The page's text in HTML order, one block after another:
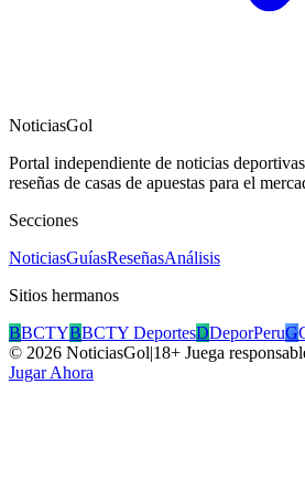
NoticiasGol
Portal independiente de noticias
reseñas de casas de apuestas para el
Secciones
NoticiasGuíasReseñasAnálisis
Sitios hermanos
BBCTYBBCTY DeportesDDeporPeruG
© 2026 NoticiasGol|18+ Juega
Jugar Ahora